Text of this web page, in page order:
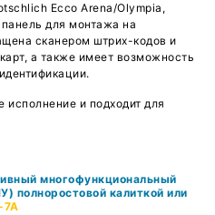
Ecco Arena/Olympia,
для монтажа на
сканером штрих-кодов и
а также имеет возможность
и подходит для
многофункциональный
полноростовой калиткой или
7A